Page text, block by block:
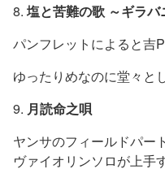
8. 塩と苦難の歌 ～ギラ
パンフレットによると吉
ゆったりめなのに堂々と
9. 月読命之唄
ヤンサのフィールドパー
ヴァイオリンソロが上手